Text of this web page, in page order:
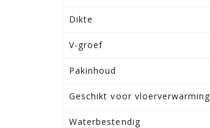
Dikte
V-groef
Pakinhoud
Geschikt voor vloerverwarming
Waterbestendig